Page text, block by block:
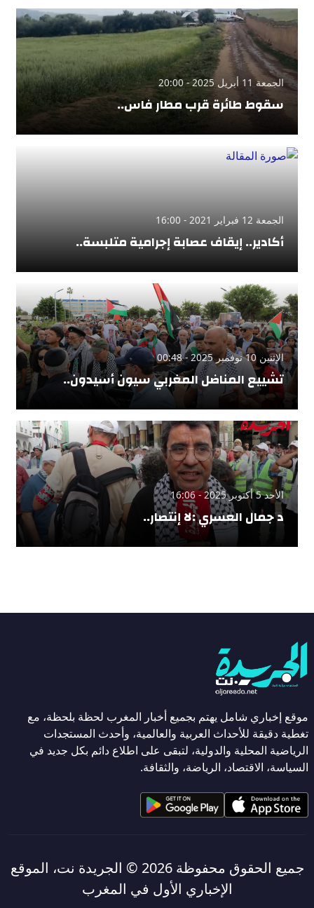
الجمعة 11 أبريل 2025 - 20:00
سقوط طائرة قرب مطار فاس..
الجمعة 12 فبراير 2021 - 16:00
أكادير.. إيقاف عصابة إجرامية متلبسة..
الإثنين 10 نوفمبر 2025 - 00:48
تشييع المناضل المغربي سيون أسيدون..
الأحد 5 أكتوبر 2025 - 16:06
د جمال العسري :لا إنتصار..
موقع إخباري شامل يهتم بجميع أخبار المغرب لحظة بلحظة، مع
تغطية دقيقة للأحداث العربية والعالمية، وأحدث المستجدات
الرياضية المحلية والدولية، لتبقى على اطلاع دائم بكل جديد في
السياسة، الاقتصاد، الرياضة، والثقافة.
جميع الحقوق محفوظة 2026 ©
الجريدة نت، الموقع
الإخباري الأول في المغرب